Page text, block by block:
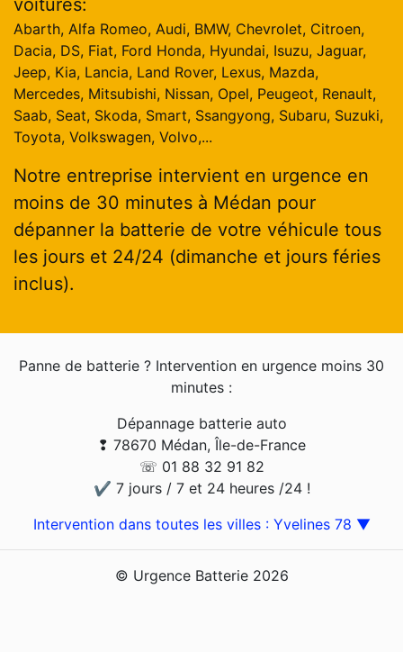
voitures:
Abarth, Alfa Romeo, Audi, BMW, Chevrolet, Citroen,
Dacia, DS, Fiat, Ford Honda, Hyundai, Isuzu, Jaguar,
Jeep, Kia, Lancia, Land Rover, Lexus, Mazda,
Mercedes, Mitsubishi, Nissan, Opel, Peugeot, Renault,
Saab, Seat, Skoda, Smart, Ssangyong, Subaru, Suzuki,
Toyota, Volkswagen, Volvo,...
Notre entreprise intervient en urgence en
moins de 30 minutes à Médan pour
dépanner la batterie de votre véhicule tous
les jours et 24/24 (dimanche et jours féries
inclus).
Panne de batterie ? Intervention en urgence moins 30
minutes :
Dépannage batterie auto
❢ 78670 Médan, Île-de-France
☏ 01 88 32 91 82
✔ 7 jours / 7 et 24 heures /24 !
Intervention dans toutes les villes : Yvelines 78 ▼
© Urgence Batterie 2026